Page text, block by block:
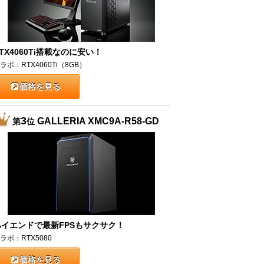
搭載なのに安い！
ボ：RTX4060Ti（8GB）
価格を見る
第3位GALLERIA XMC9A-R58-GD
エンドで最新FPSもサクサク！
ボ：RTX5080
価格を見る